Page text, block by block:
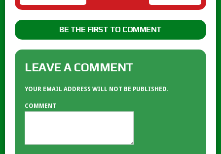
BE THE FIRST TO COMMENT
LEAVE A COMMENT
YOUR EMAIL ADDRESS WILL NOT BE PUBLISHED.
COMMENT